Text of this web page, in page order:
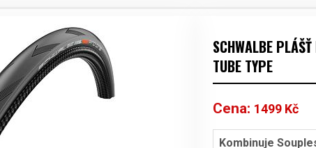
SCHWALBE
TUBE TYPE
Cena: 1499 Kč
Kombinuje